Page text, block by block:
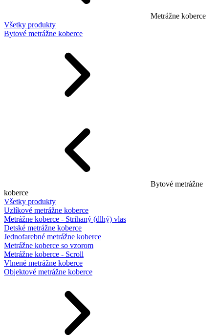
Metrážne koberce
Všetky produkty
Bytové metrážne koberce
Bytové metrážne
koberce
Všetky produkty
Uzlíkové metrážne koberce
Metrážne koberce - Strihaný (dlhý) vlas
Detské metrážne koberce
Jednofarebné metrážne koberce
Metrážne koberce so vzorom
Metrážne koberce - Scroll
Vlnené metrážne koberce
Objektové metrážne koberce